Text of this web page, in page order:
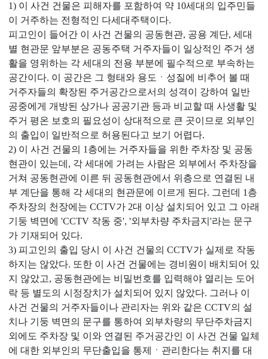
1) 이 사건 건물은 피해자를 포함하여 약 10세대의 입주민들
이 거주하는 전형적인 다세대주택이다.
피고인이 들어간 이 사건 건물의 공동현관, 공용 계단, 세대
별 현관문 앞부분은 공동주택 거주자들이 일상적인 주거 생
활을 영위하는 각 세대의 전용 부분에 필수적으로 부속하는
공간이다. 이 공간은 그 형태와 용도ㆍ성질에 비추어 볼 때
거주자들의 확장된 주거공간으로서의 성격이 강하여 일반
공중에게 개방된 상가나 공공기관 등과 비교할 때 사생활 및
주거 평온 보호의 필요성이 상대적으로 큰 곳이므로 외부인
의 출입이 일반적으로 허용된다고 보기 어렵다.
2) 이 사건 건물의 1층에는 거주자들을 위한 주차장 및 공동
현관이 있는데, 각 세대에 가려는 사람은 외부에서 주차장을
거쳐 공동현관에 이른 뒤 공동현관에서 위층으로 연결된 내
부 계단을 통해 각 세대의 현관문에 이르게 된다. 그런데 1층
주차장의 천장에는 CCTV가 2대 이상 설치되어 있고 그 아래
기둥 벽면에 'CCTV 작동 중', '외부차량 주차금지'라는 문구
가 기재되어 있다.
3) 피고인의 출입 당시 이 사건 건물의 CCTV가 실제로 작동
하지는 않았다. 또한 이 사건 건물에는 경비원이 배치되어 있
지 않았고, 공동현관에는 비밀번호를 입력해야 열리는 도어
락 등 별도의 시정장치가 설치되어 있지 않았다. 그러나 이
사건 건물의 거주자들이나 관리자는 위와 같은 CCTV의 설
치나 기둥 벽면의 문구를 통하여 외부차량의 무단주차금지
외에도 주차장 및 이와 연결된 주거공간인 이 사건 건물 일체
에 대한 외부인의 무단출입을 통제ㆍ관리한다는 취지를 대